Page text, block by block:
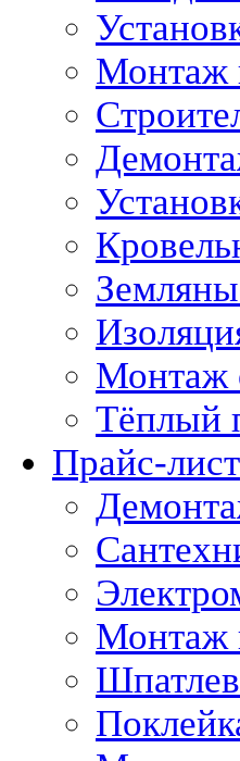
Монтаж
Монтаж
Тёплый
Прайс-лист
Монтаж